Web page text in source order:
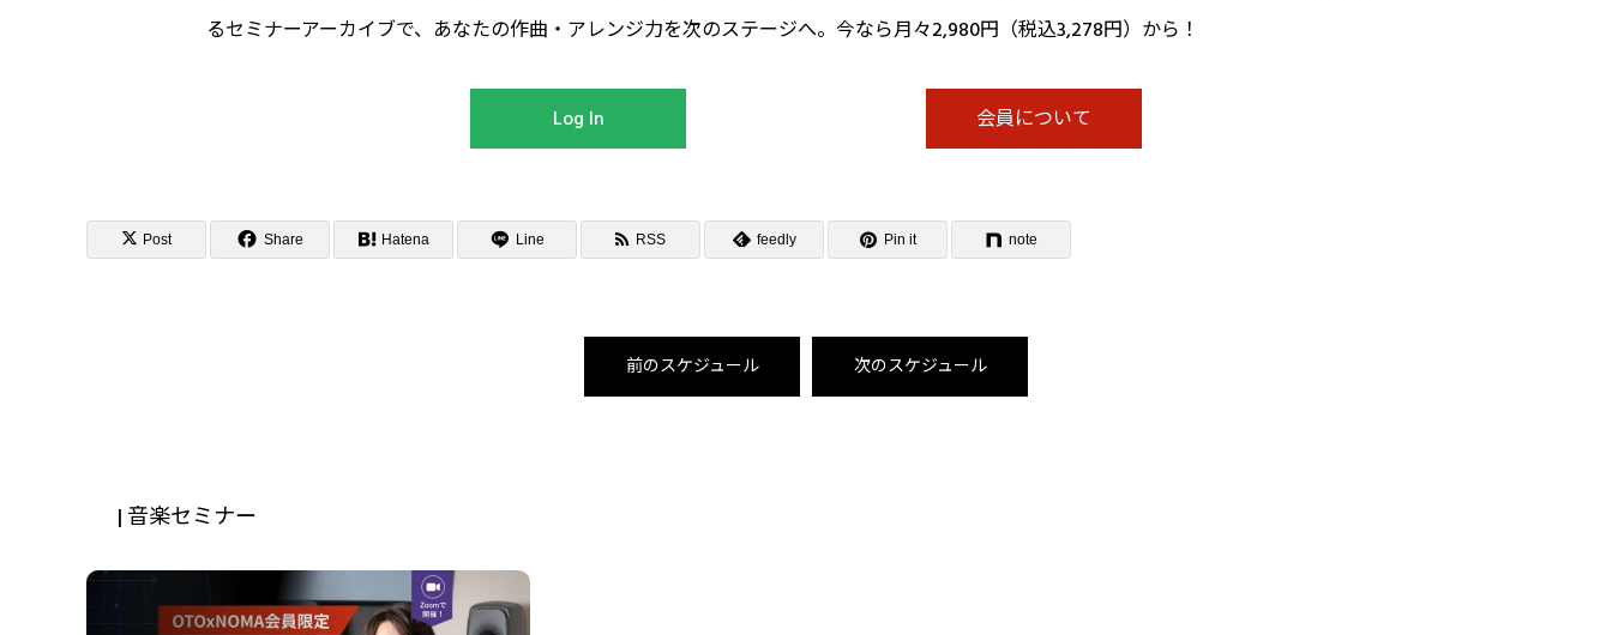
るセミナーアーカイブで、あなたの作曲・アレンジ力を次のステージへ。今なら月々2,980円（税込3,278円）から！
Log In 会員について
Post Share Hatena Line RSS feedly Pin it note
前のスケジュール 次のスケジュール
| 音楽セミナー